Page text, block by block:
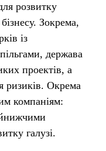
розвитку
Зокрема,
із
держава
проектів, а
ризиків. Окрема
компаніям:
галузі.